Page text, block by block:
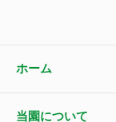
ホーム
当園について